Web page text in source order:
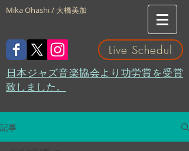
Mika Ohashi / 大橋美加
Live Schedul
​日本ジャズ音楽協会より功労賞を受賞
致しました。
記事